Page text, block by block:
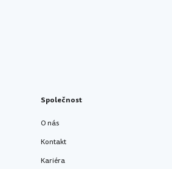
Společnost
O nás
Kontakt
Kariéra